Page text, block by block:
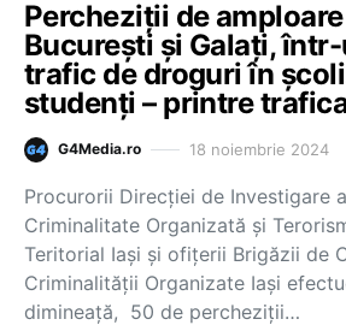
Percheziții de
București și Galați,
trafic de droguri în
studenți – printre
G4Media.ro 18 noiembrie 2024
Procurorii Direcției de Investigare
Criminalitate Organizată și
Teritorial Iași și ofițerii Brigăzii de
Criminalității Organizate Iași
dimineață, 50 de percheziții…